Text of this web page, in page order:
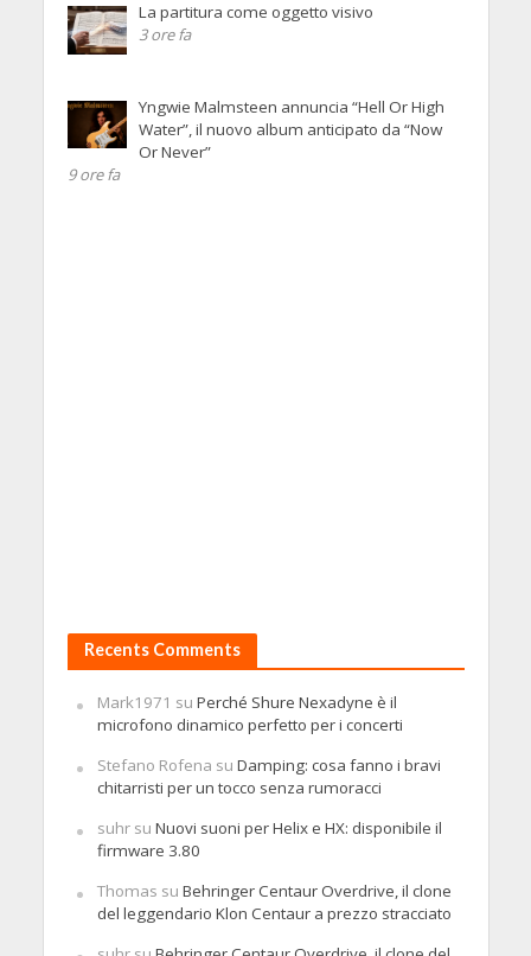
La partitura come oggetto visivo
3 ore fa
Yngwie Malmsteen annuncia “Hell Or High
Water”, il nuovo album anticipato da “Now
Or Never”
9 ore fa
Recents Comments
Mark1971 su Perché Shure Nexadyne è il
microfono dinamico perfetto per i concerti
Stefano Rofena su Damping: cosa fanno i bravi
chitarristi per un tocco senza rumoracci
suhrsu Nuovi suoni per Helix e HX: disponibile il
firmware 3.80
Thomas su Behringer Centaur Overdrive, il clone
del leggendario Klon Centaur a prezzo stracciato